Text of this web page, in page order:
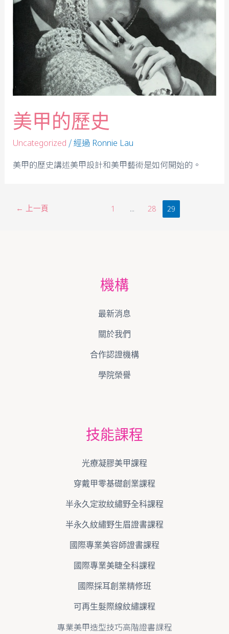
美甲的歷史
Uncategorized / 經過 Ronnie Lau
美甲的歷史講述美甲設計和美甲藝術是如何開始的。
← 上一頁 1 ... 28 29
機構
最新消息
關於我們
合作認證機構
學院榮譽
技能課程
光療凝膠美甲課程
穿戴甲零基礎創業課程
半永久定妝紋繡野全科課程
半永久紋繡野生眉證書課程
國際專業美容師證書課程
國際專業美睫全科課程
國際採耳創業精修班
可再生髮際線紋繡課程
專業美甲造型技巧高階證書課程